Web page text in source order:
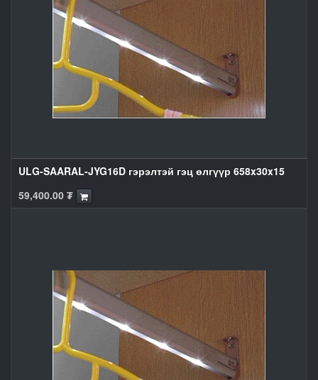
ULG-SAARAL-JYG16D гэрэлтэй гэц өлгүүр 658x30x15
59,400.00 ₮